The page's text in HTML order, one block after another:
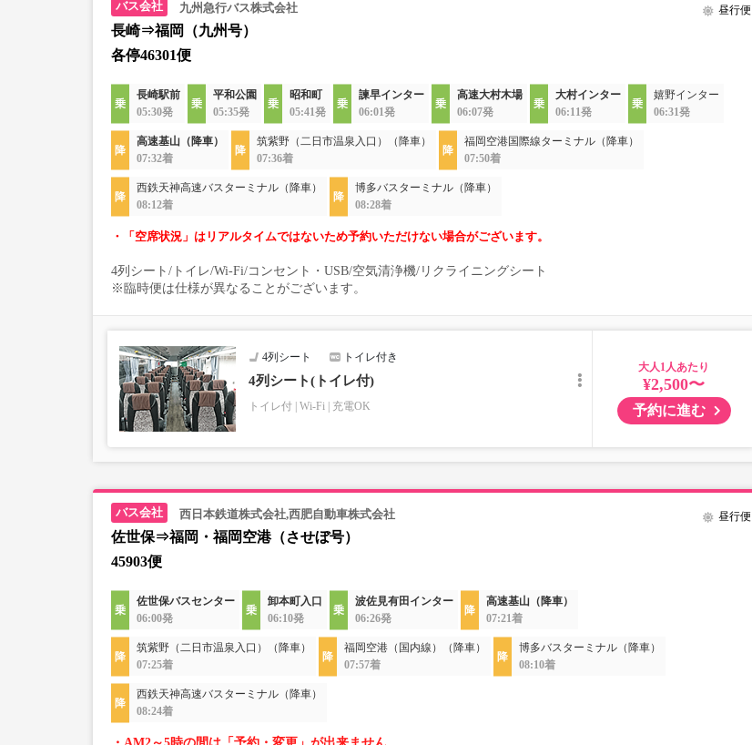
九州急行バス株式会社
長崎⇒福岡（九州号）
各停46301便
昼行便
長崎駅前
05:30発
平和公園
05:35発
昭和町
05:41発
諫早インター
06:01発
高速大村木場
06:07発
大村インター
06:11発
嬉野インター
06:31発
高速基山（降車）
07:32着
筑紫野（二日市温泉入口）（降車）
07:36着
福岡空港国際線ターミナル（降車）
07:50着
西鉄天神高速バスターミナル（降車）
08:12着
博多バスターミナル（降車）
08:28着
・「空席状況」はリアルタイムではないため予約いただけない場合がございます。
4列シート/トイレ/Wi-Fi/コンセント・USB/空気清浄機/リクライニングシート
※臨時便は仕様が異なることがございます。
4列シート トイレ付き
4列シート(トイレ付)
トイレ付 Wi-Fi 充電OK
大人
¥2,500〜
予約に進む
西日本鉄道株式会社,西肥自動車株式会社
佐世保⇒福岡・福岡空港（させぼ号）
45903便
昼行便
佐世保バスセンター
06:00発
卸本町入口
06:10発
波佐見有田インター
06:26発
高速基山（降車）
07:21着
筑紫野（二日市温泉入口）（降車）
07:25着
福岡空港（国内線）（降車）
07:57着
博多バスターミナル（降車）
08:10着
西鉄天神高速バスターミナル（降車）
08:24着